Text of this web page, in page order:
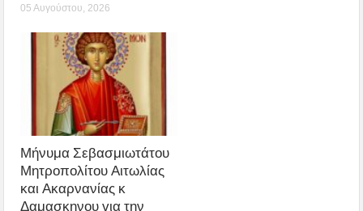
05 Αυγούστου, 2026
Μήνυμα Σεβασμιωτάτου
Μητροπολίτου Αιτωλίας
και Ακαρνανίας κ
Δαμασκηνου για την